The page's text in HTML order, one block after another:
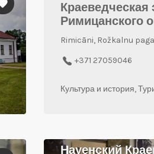
Краеведческая
Римицанского
Rimicāni, Rožkalnu
+371 27059046
Культура и история,
Науенский